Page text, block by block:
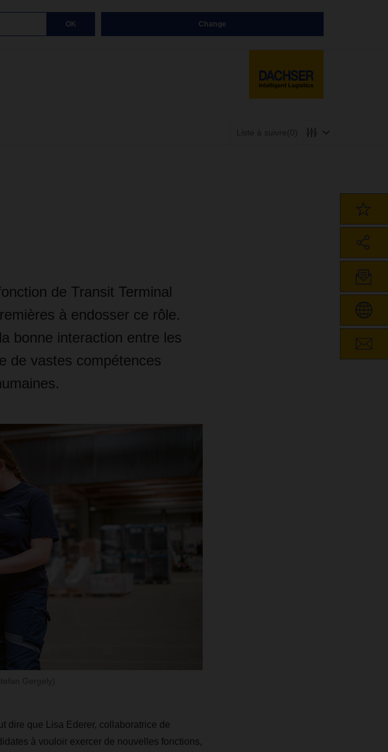
OK Change
Liste à suivre(0)
de Transit Terminal
à endosser ce rôle.
bonne interaction entre les
de vastes compétences
dire que Lisa Ederer, collaboratrice de
à vouloir exercer de nouvelles fonctions,